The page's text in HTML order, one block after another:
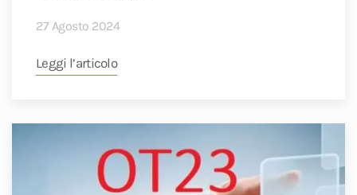
27 Agosto 2024
Leggi l’articolo